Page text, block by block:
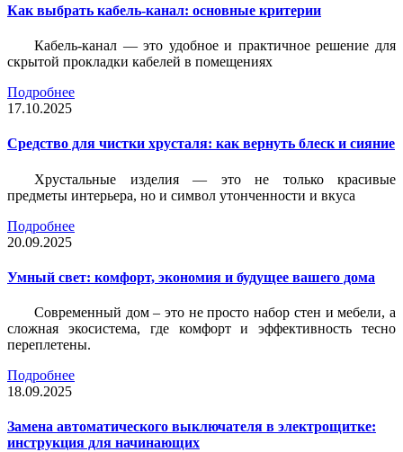
Как выбрать кабель-канал: основные критерии
Кабель-канал — это удобное и практичное решение для
скрытой прокладки кабелей в помещениях
Подробнее
17.10.2025
Средство для чистки хрусталя: как вернуть блеск и сияние
Хрустальные изделия — это не только красивые
предметы интерьера, но и символ утонченности и вкуса
Подробнее
20.09.2025
Умный свет: комфорт, экономия и будущее вашего дома
Современный дом – это не просто набор стен и мебели, а
сложная экосистема, где комфорт и эффективность тесно
переплетены.
Подробнее
18.09.2025
Замена автоматического выключателя в электрощитке:
инструкция для начинающих